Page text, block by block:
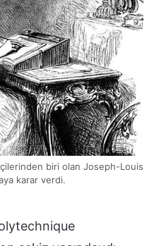
biri olan Joseph-Louis
karar verdi.